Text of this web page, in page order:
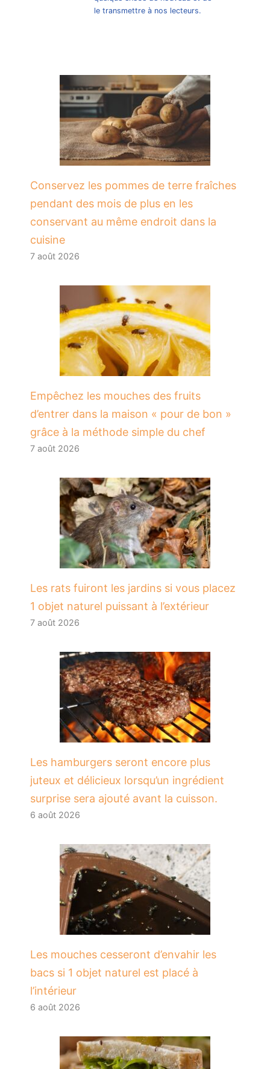
le transmettre à nos lecteurs.
Conservez les pommes de terre fraîches
pendant des mois de plus en les
conservant au même endroit dans la
cuisine
7 août 2026
​Empêchez les mouches des fruits
d’entrer dans la maison « pour de bon »
grâce à la méthode simple du chef
7 août 2026
Les rats fuiront les jardins si vous placez
1 objet naturel puissant à l’extérieur
7 août 2026
Les hamburgers seront encore plus
juteux et délicieux lorsqu’un ingrédient
surprise sera ajouté avant la cuisson.
6 août 2026
Les mouches cesseront d’envahir les
bacs si 1 objet naturel est placé à
l’intérieur
6 août 2026